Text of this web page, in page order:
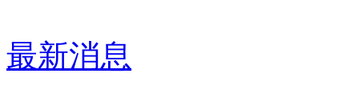
最新消息